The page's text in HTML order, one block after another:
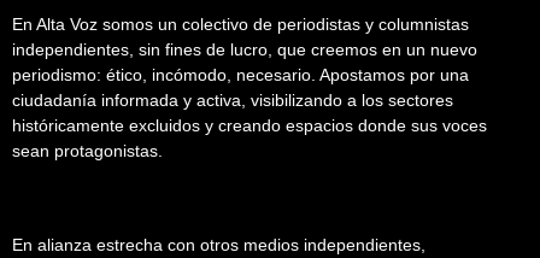
En Alta Voz somos un colectivo de periodistas y columnistas
independientes, sin fines de lucro, que creemos en un nuevo
periodismo: ético, incómodo, necesario. Apostamos por una
ciudadanía informada y activa, visibilizando a los sectores
históricamente excluidos y creando espacios donde sus voces
sean protagonistas.
En alianza estrecha con otros medios independientes,